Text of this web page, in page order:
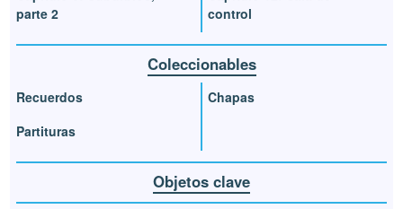
parte 2
control
Coleccionables
Recuerdos
Partituras
Chapas
Objetos clave